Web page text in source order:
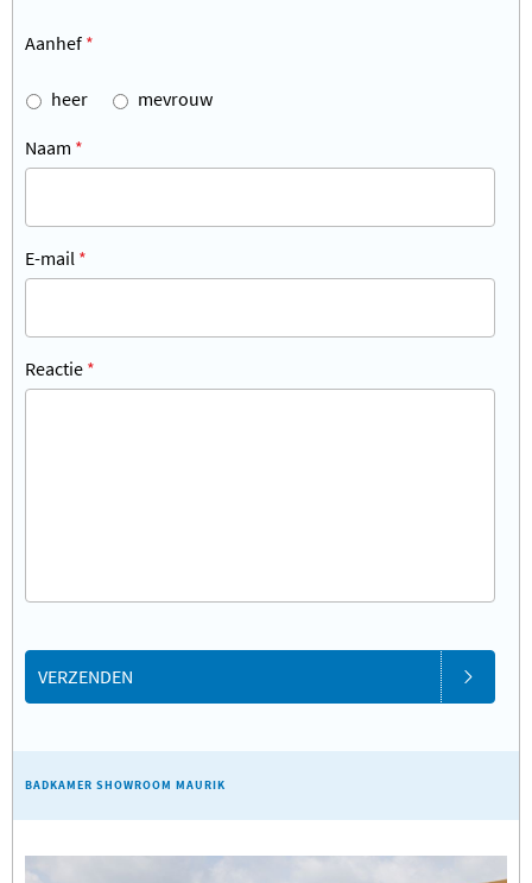
Aanhef *
heer mevrouw
Naam *
E-mail *
Reactie *
VERZENDEN
BADKAMER SHOWROOM MAURIK